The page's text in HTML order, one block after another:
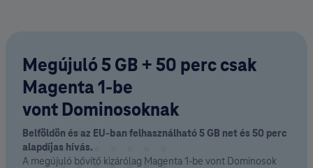
Megújuló 5 GB + 50 perc csak
Magenta 1-be
vont Dominosoknak
Belföldön és az EU-ban felhasználható 5 GB net és 50 perc
alapdíjas hívás.
A megújuló bővítő kizárólag Magenta 1-be vont Dominosok